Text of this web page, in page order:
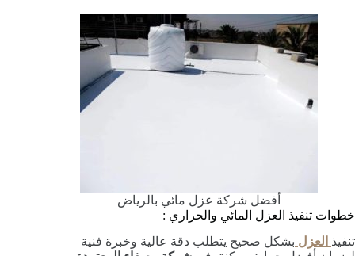
أفضل شركة عزل مائي بالرياض
خطوات تنفيذ العزل المائي والحراري :
تنفيذ العزل بشكل صحيح يتطلب دقة عالية وخبرة فنية